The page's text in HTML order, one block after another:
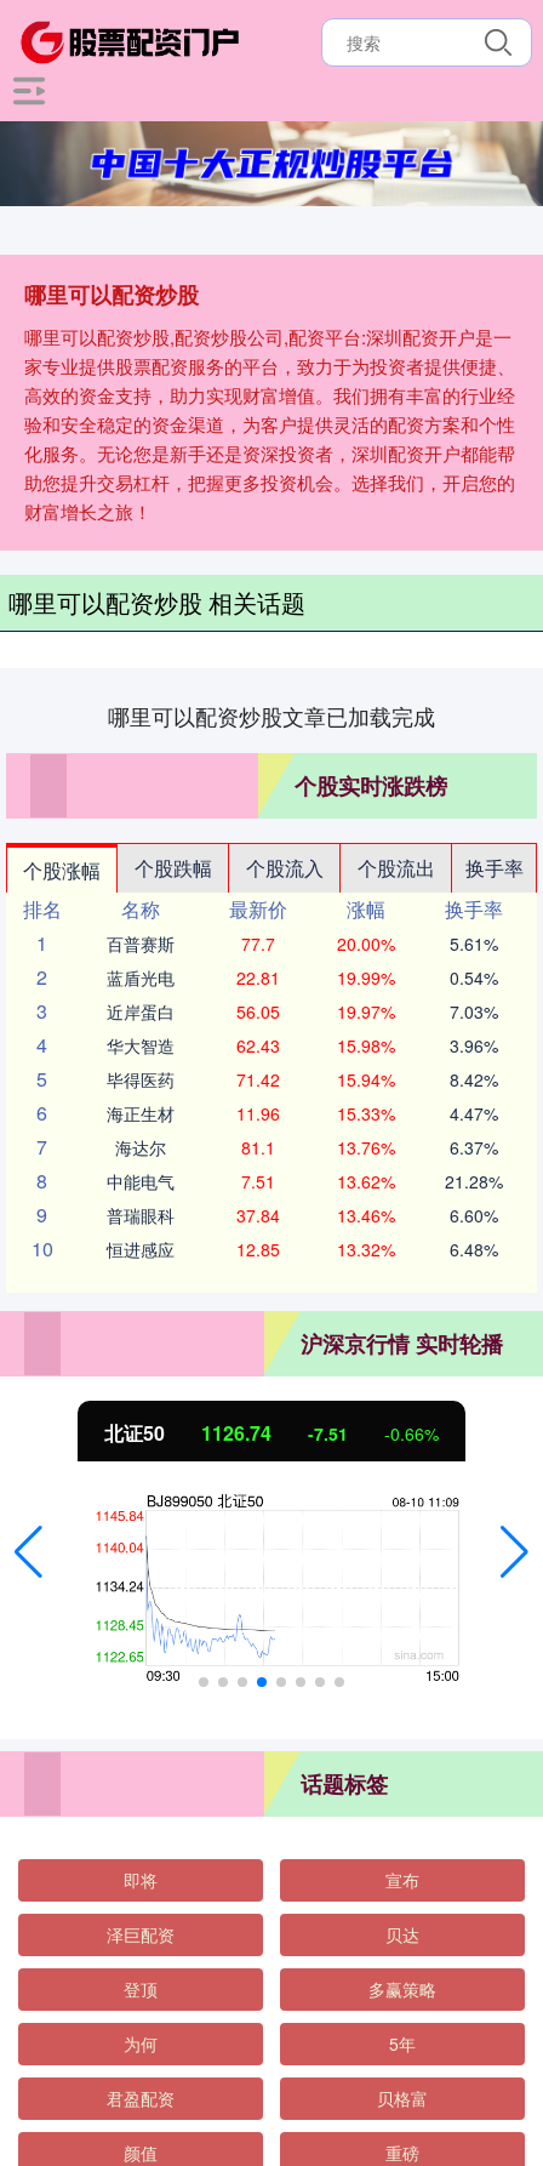
哪里可以配资炒股
哪里可以配资炒股,配资炒股公司,配资平台:深圳配资开户是一
家专业提供股票配资服务的平台，致力于为投资者提供便捷、
高效的资金支持，助力实现财富增值。我们拥有丰富的行业经
验和安全稳定的资金渠道，为客户提供灵活的配资方案和个性
化服务。无论您是新手还是资深投资者，深圳配资开户都能帮
助您提升交易杠杆，把握更多投资机会。选择我们，开启您的
财富增长之旅！
哪里可以配资炒股 相关话题
哪里可以配资炒股文章已加载完成
个股实时涨跌榜
个股涨幅 个股跌幅 个股流入 个股流出
换手率
排名
名称 最新价 涨幅
换手率
1
百普赛斯 77.7 20.00% 5.61%
2 蓝盾光电 22.81 19.99% 0.54%
3 近岸蛋白 56.05 19.97% 7.03%
4 华大智造 62.43 15.98% 3.96%
5 毕得医药 71.42 15.94% 8.42%
6 海正生材 11.96 15.33% 4.47%
7 海达尔 81.1 13.76% 6.37%
8 中能电气 7.51 13.62% 21.28%
9 普瑞眼科 37.84 13.46% 6.60%
10 恒进感应 12.85 13.32% 6.48%
沪深京行情 实时轮播
北证50 1126.74 -7.51 -0.66%
话题标签
即将 宣布
泽巨配资 贝达
登顶 多赢策略
为何 5年
君盈配资 贝格富
颜值 重磅